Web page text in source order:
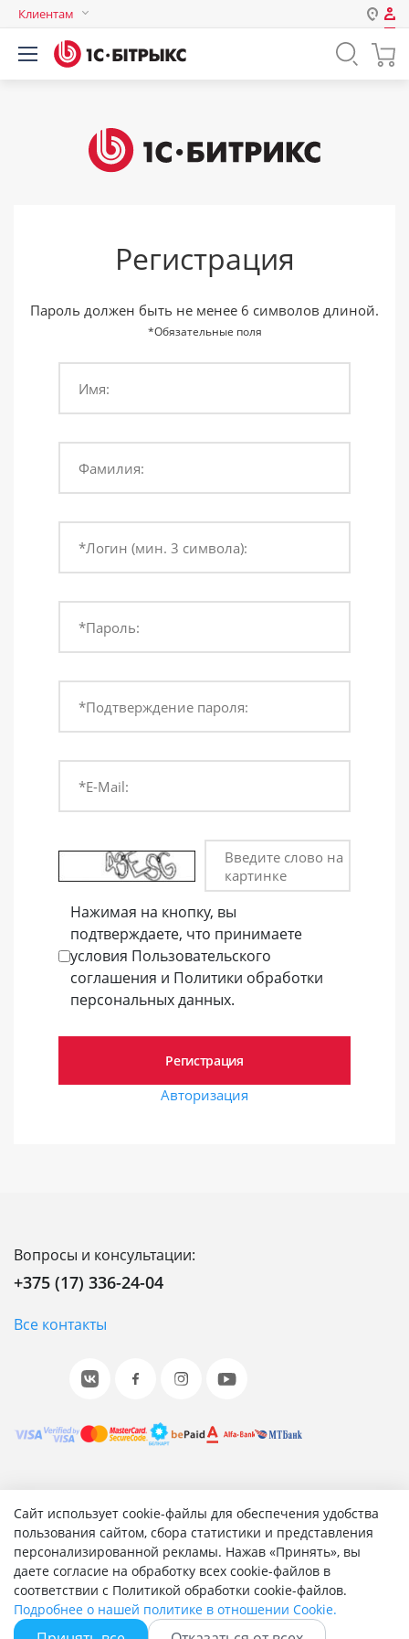
Сайт использует cookie-файлы для обеспечения удобства
пользования сайтом, сбора статистики и представления
персонализированной рекламы. Нажав «Принять», вы
даете согласие на обработку всех cookie-файлов в
соответствии с Политикой обработки cookie-файлов.
Подробнее о нашей политике в отношении Cookie.
Клиентам
Авторизация
Логин
Запомнить меня на этом
компьютере
Забыли свой пароль?
Регистрация
Пароль должен быть не менее 6 символов длиной.
*Обязательные поля
Имя:
Фамилия:
*Логин (мин. 3 символа):
*Пароль:
*Подтверждение пароля:
*E-Mail:
Введите слово на
картинке
Нажимая на кнопку, вы
подтверждаете, что принимаете
условия Пользовательского
соглашения и Политики обработки
персональных данных.
Авторизация
Вопросы и консультации:
+375 (17) 336-24-04
Все контакты
© 2001-2026 «Битрикс», «1С-Битрикс». Работает на 1С-
Битрикс: Управление сайтом.
Согласие на обработку персональных данных
Отзыв согласия на обработку персональных данных
Политика обработки персональных данных
Соглашение об использовании сайта